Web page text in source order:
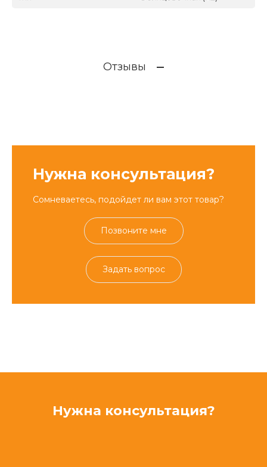
Отзывы
Нужна консультация?
Сомневаетесь, подойдет ли вам этот товар?
Позвоните мне
Задать вопрос
Нужна консультация?